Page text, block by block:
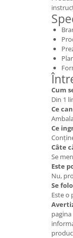
Cum
Din 1
Ce
Ce
Câte
Se
Este
Nu,
Se
Este o